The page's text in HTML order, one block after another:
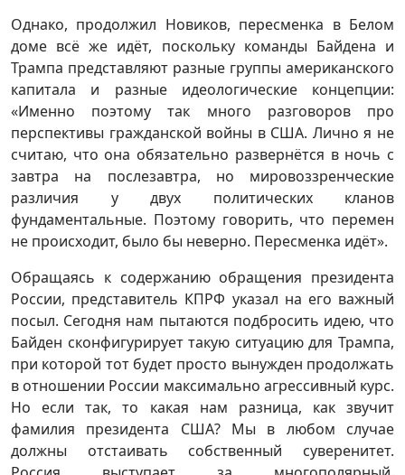
Однако, продолжил Новиков, пересменка в Белом
доме всё же идёт, поскольку команды Байдена и
Трампа представляют разные группы американского
капитала и разные идеологические концепции:
«Именно поэтому так много разговоров про
перспективы гражданской войны в США. Лично я не
считаю, что она обязательно развернётся в ночь с
завтра на послезавтра, но мировоззренческие
различия у двух политических кланов
фундаментальные. Поэтому говорить, что перемен
не происходит, было бы неверно. Пересменка идёт».
Обращаясь к содержанию обращения президента
России, представитель КПРФ указал на его важный
посыл. Сегодня нам пытаются подбросить идею, что
Байден сконфигурирует такую ситуацию для Трампа,
при которой тот будет просто вынужден продолжать
в отношении России максимально агрессивный курс.
Но если так, то какая нам разница, как звучит
фамилия президента США? Мы в любом случае
должны отстаивать собственный суверенитет.